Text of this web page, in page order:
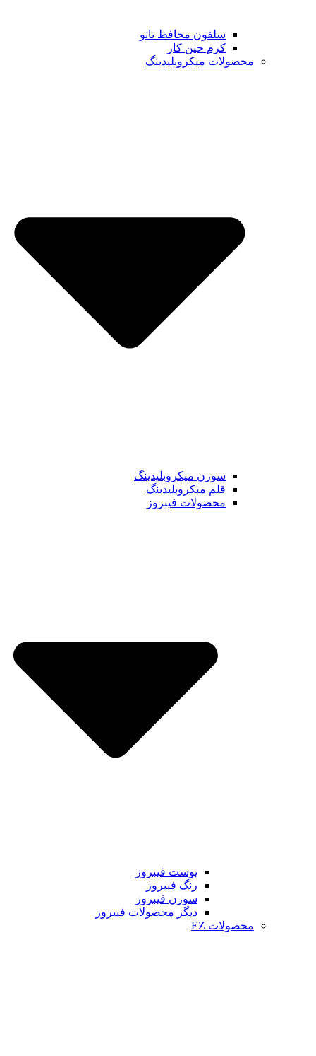
سلفون محافظ تاتو
کرم حین کار
محصولات میکروبلیدینگ
سوزن میکروبلیدینگ
قلم میکروبلیدینگ
محصولات فیبروز
پوست فیبروز
رنگ فیبروز
سوزن فیبروز
دیگر محصولات فیبروز
محصولات EZ